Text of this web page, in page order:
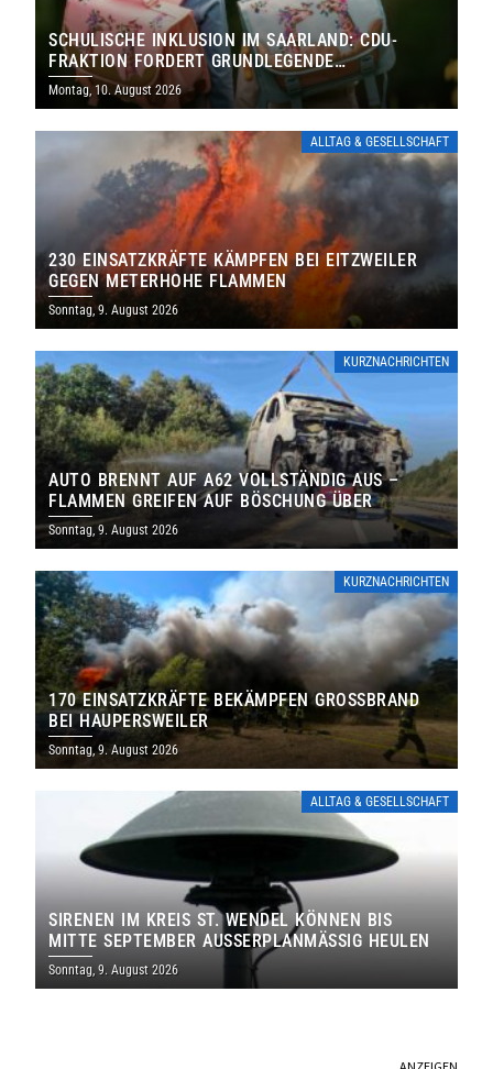
SCHULISCHE INKLUSION IM SAARLAND: CDU-
FRAKTION FORDERT GRUNDLEGENDE
NEUAUFSTELLUNG
Montag, 10. August 2026
ALLTAG & GESELLSCHAFT
230 EINSATZKRÄFTE KÄMPFEN BEI EITZWEILER
GEGEN METERHOHE FLAMMEN
Sonntag, 9. August 2026
KURZNACHRICHTEN
AUTO BRENNT AUF A62 VOLLSTÄNDIG AUS –
FLAMMEN GREIFEN AUF BÖSCHUNG ÜBER
Sonntag, 9. August 2026
KURZNACHRICHTEN
170 EINSATZKRÄFTE BEKÄMPFEN GROSSBRAND B
EI HAUPERSWEILER
Sonntag, 9. August 2026
ALLTAG & GESELLSCHAFT
SIRENEN IM KREIS ST. WENDEL KÖNNEN BIS
MITTE SEPTEMBER AUSSERPLANMÄSSIG HEULEN
Sonntag, 9. August 2026